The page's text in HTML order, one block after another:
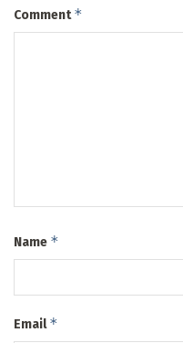
Comment*
Name *
Email*